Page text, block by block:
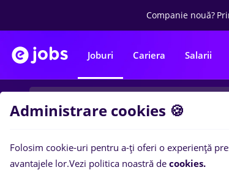
Companie nouă?
Joburi Cariera Salarii
Filtre
Administrare cookies 🍪
Folosim cookie-uri pentru a-ți oferi o experiență
avantajele lor.Vezi politica noastră de cookies.